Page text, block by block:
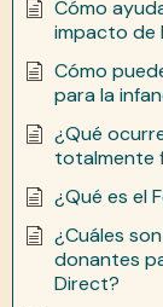
Cómo
impacto de
Cómo
para la
¿Qué
totalmente
¿Qué es el
¿Cuáles
donantes
Direct?